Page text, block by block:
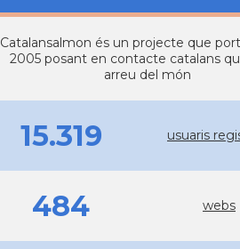
Catalansalmon és un projecte que
2005 posant en contacte catalans
arreu del món
15.319 usuaris
484 webs